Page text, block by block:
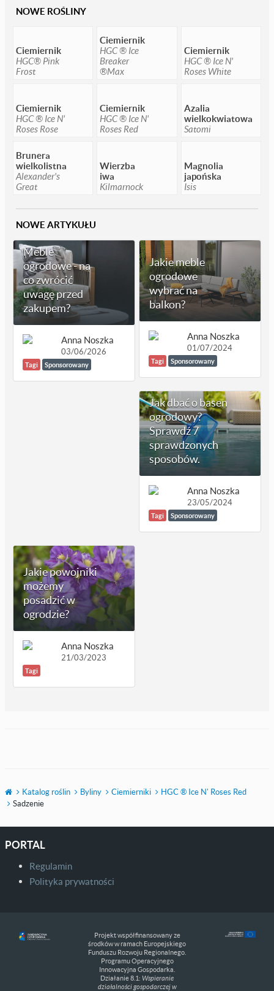
NOWE ROŚLINY
Ciemiernik
HGC® Pink
Frost
Ciemiernik
HGC ® Ice
Breaker
®Max
Ciemiernik
HGC ® Ice N'
Roses White
Ciemiernik
HGC ® Ice N'
Roses Rose
Ciemiernik
HGC ® Ice N'
Roses Red
Azalia
wielkokwiatowa
Satomi
Brunera
wielkolistna
Alexander's
Great
Wierzba
iwa
Kilmarnock
Magnolia
japońska
Isis
NOWE ARTYKUŁU
Meble
ogrodowe - na
co zwrócić
uwagę przed
zakupem?
Anna Noszka
03/06/2026
Tagi Sponsorowany
Jakie meble
ogrodowe
wybrać na
balkon?
Anna Noszka
01/07/2024
Tagi Sponsorowany
Jak dbać o basen
ogrodowy?
Sprawdź 7
sprawdzonych
sposobów.
Anna Noszka
23/05/2024
Tagi Sponsorowany
Jakie powojniki
możemy
posadzić w
ogrodzie?
Anna Noszka
21/03/2023
Tagi
Katalog roślin Byliny Ciemierniki
HGC ® Ice N' Roses Red
Sadzenie
PORTAL
Regulamin
Polityka prywatności
Projekt współfinansowany ze
środków w ramach Europejskiego
Funduszu Rozwoju Regionalnego.
Programu Operacyjnego
Innowacyjna Gospodarka.
Działanie 8.1: Wspieranie
działalności gospodarczej w